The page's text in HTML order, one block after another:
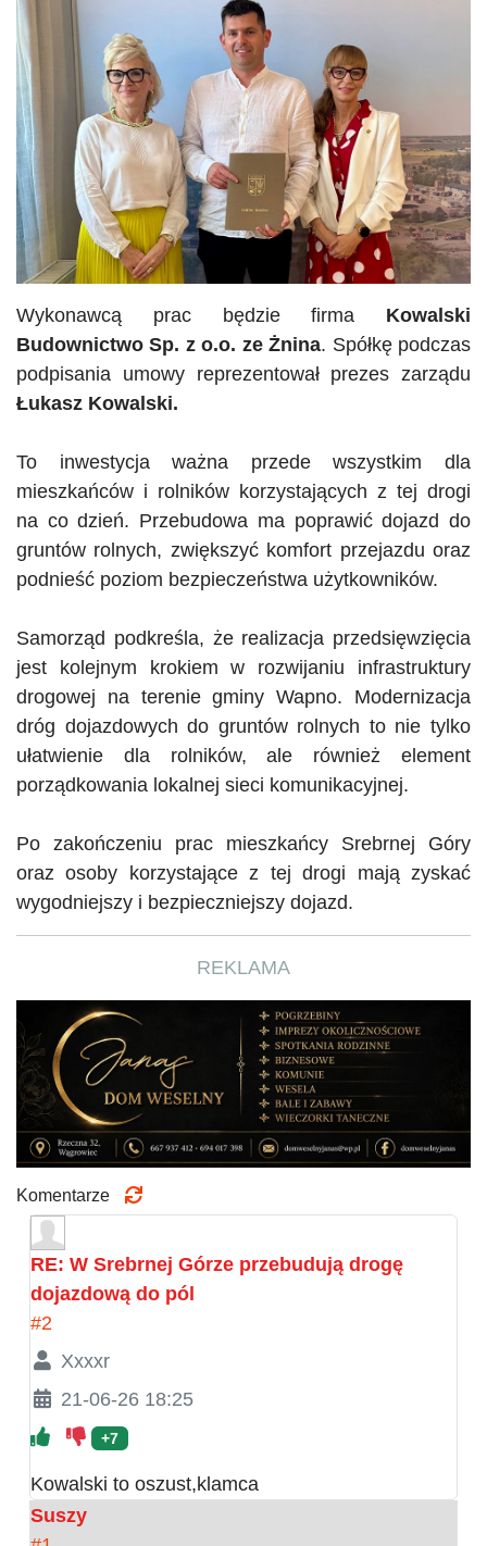
Wykonawcą prac będzie firma Kowalski
Budownictwo Sp. z o.o. ze Żnina. Spółkę podczas
podpisania umowy reprezentował prezes zarządu
Łukasz Kowalski.
To inwestycja ważna przede wszystkim dla
mieszkańców i rolników korzystających z tej drogi
na co dzień. Przebudowa ma poprawić dojazd do
gruntów rolnych, zwiększyć komfort przejazdu oraz
podnieść poziom bezpieczeństwa użytkowników.
Samorząd podkreśla, że realizacja przedsięwzięcia
jest kolejnym krokiem w rozwijaniu infrastruktury
drogowej na terenie gminy Wapno. Modernizacja
dróg dojazdowych do gruntów rolnych to nie tylko
ułatwienie dla rolników, ale również element
porządkowania lokalnej sieci komunikacyjnej.
Po zakończeniu prac mieszkańcy Srebrnej Góry
oraz osoby korzystające z tej drogi mają zyskać
wygodniejszy i bezpieczniejszy dojazd.
REKLAMA
Komentarze
RE: W Srebrnej Górze przebudują drogę
dojazdową do pól
#2
Xxxxr
21-06-26 18:25
+7
Kowalski to oszust,klamca
Suszy